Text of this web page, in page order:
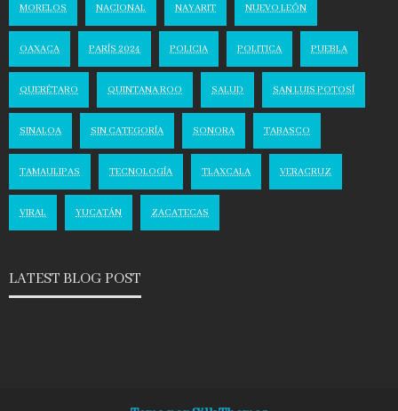
MORELOS NACIONAL NAYARIT NUEVO LEÓN
OAXACA PARÍS 2024 POLICIA POLITICA PUEBLA
QUERÉTARO QUINTANA ROO SALUD SAN LUIS POTOSÍ
SINALOA SIN CATEGORÍA SONORA TABASCO
TAMAULIPAS TECNOLOGÍA TLAXCALA VERACRUZ
VIRAL YUCATÁN ZACATECAS
LATEST BLOG POST